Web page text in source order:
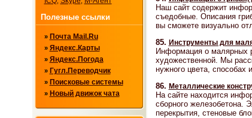
Полезные ссылки
» Почта Mail.Ru
» Яндекс.Карты
» Яндекс.Погода
» Гугл.Переводчик
» Поисковые системы
» Новый движок чата
Наш сайт содержит
съедобные. Описания
вы сможете визуально
85. Инструменты для
Информация о малярных
художественной. Мы
нужного цвета, способах
86. Металлические
На сайте находится
сборного железобетона.
перекрытия, стеновые